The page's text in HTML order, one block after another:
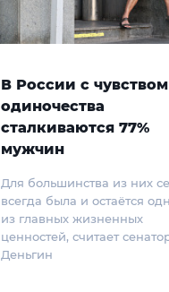
В России с чувством
одиночества
сталкиваются 77%
мужчин
Для большинства из них
всегда была и остаётся
из главных жизненных
ценностей, считает
Деньгин